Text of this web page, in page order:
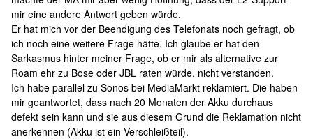
mir eine andere Antwort geben würde.
Er hat mich vor der Beendigung des Telefonats noch gefragt, ob
ich noch eine weitere Frage hätte. Ich glaube er hat den
Sarkasmus hinter meiner Frage, ob er mir als alternative zur
Roam ehr zu Bose oder JBL raten würde, nicht verstanden.
Ich habe parallel zu Sonos bei MediaMarkt reklamiert. Die haben
mir geantwortet, dass nach 20 Monaten der Akku durchaus
defekt sein kann und sie aus diesem Grund die Reklamation nicht
anerkennen (Akku ist ein Verschleißteil).